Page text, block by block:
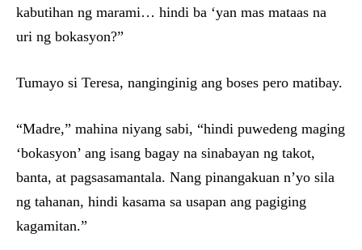
kabutihan ng marami… hindi ba ‘yan mas mataas na
uri ng bokasyon?”
Tumayo si Teresa, nanginginig ang boses pero matibay.
“Madre,” mahina niyang sabi, “hindi puwedeng maging
‘bokasyon’ ang isang bagay na sinabayan ng takot,
banta, at pagsasamantala. Nang pinangakuan n’yo sila
ng tahanan, hindi kasama sa usapan ang pagiging
kagamitan.”